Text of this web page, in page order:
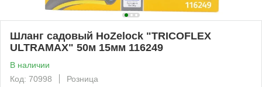
Шланг садовый HoZelock "TRICOFLEX
ULTRAMAX" 50м 15мм 116249
В наличии
Код: 70998
Розница